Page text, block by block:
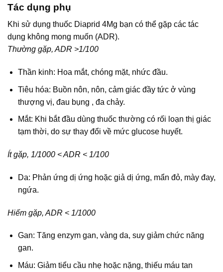
Tác dụng phụ
Khi sử dụng thuốc Diaprid 4Mg bạn có thể gặp các tác
dụng không mong muốn (ADR).
Thường gặp, ADR >1/100
Thần kinh: Hoa mắt, chóng mặt, nhức đầu.
Tiêu hóa: Buồn nôn, nôn, cảm giác đầy tức ở vùng
thượng vị, đau bụng , đa chảy.
Mắt: Khi bắt đầu dùng thuốc thường có rối loạn thị giác
tạm thời, do sự thay đổi về mức glucose huyết.
Ít gặp, 1/1000 < ADR < 1/100
Da: Phản ứng dị ứng hoặc giả dị ứng, mẩn đỏ, mày đay,
ngứa.
Hiếm gặp, ADR < 1/1000
Gan: Tăng enzym gan, vàng da, suy giảm chức năng
gan.
Máu: Giảm tiểu cầu nhẹ hoặc nặng, thiếu máu tan